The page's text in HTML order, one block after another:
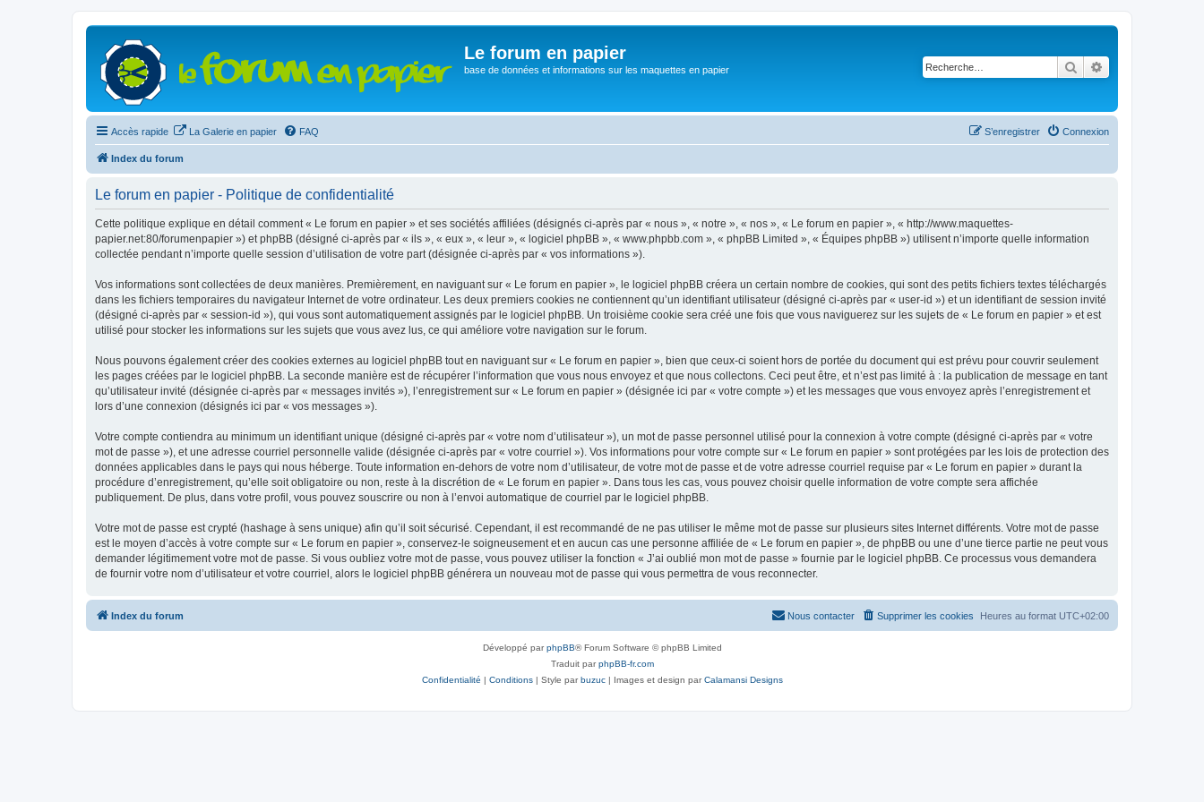
Le forum en papier
base de données et informations sur les maquettes en papier Rechercher
Accès rapide La Galerie en papier FAQ Connexion
S’enregistrer
Index du forum
Le forum en papier - Politique de confidentialité
Cette politique explique en détail comment « Le forum en papier » et ses sociétés affiliées (désignés ci-après par « nous », « notre », « nos », « Le forum en papier », « http://www.maquettes-
papier.net:80/forumenpapier ») et phpBB (désigné ci-après par « ils », « eux », « leur », « logiciel phpBB », « www.phpbb.com », « phpBB Limited », « Équipes phpBB ») utilisent n’importe quelle information
collectée pendant n’importe quelle session d’utilisation de votre part (désignée ci-après par « vos informations »).
Vos informations sont collectées de deux manières. Premièrement, en naviguant sur « Le forum en papier », le logiciel phpBB créera un certain nombre de cookies, qui sont des petits fichiers textes téléchargés
dans les fichiers temporaires du navigateur Internet de votre ordinateur. Les deux premiers cookies ne contiennent qu’un identifiant utilisateur (désigné ci-après par « user-id ») et un identifiant de session invité
(désigné ci-après par « session-id »), qui vous sont automatiquement assignés par le logiciel phpBB. Un troisième cookie sera créé une fois que vous naviguerez sur les sujets de « Le forum en papier » et est
utilisé pour stocker les informations sur les sujets que vous avez lus, ce qui améliore votre navigation sur le forum.
Nous pouvons également créer des cookies externes au logiciel phpBB tout en naviguant sur « Le forum en papier », bien que ceux-ci soient hors de portée du document qui est prévu pour couvrir seulement
les pages créées par le logiciel phpBB. La seconde manière est de récupérer l’information que vous nous envoyez et que nous collectons. Ceci peut être, et n’est pas limité à : la publication de message en tant
qu’utilisateur invité (désignée ci-après par « messages invités »), l’enregistrement sur « Le forum en papier » (désignée ici par « votre compte ») et les messages que vous envoyez après l’enregistrement et
lors d’une connexion (désignés ici par « vos messages »).
Votre compte contiendra au minimum un identifiant unique (désigné ci-après par « votre nom d’utilisateur »), un mot de passe personnel utilisé pour la connexion à votre compte (désigné ci-après par « votre
mot de passe »), et une adresse courriel personnelle valide (désignée ci-après par « votre courriel »). Vos informations pour votre compte sur « Le forum en papier » sont protégées par les lois de protection des
données applicables dans le pays qui nous héberge. Toute information en-dehors de votre nom d’utilisateur, de votre mot de passe et de votre adresse courriel requise par « Le forum en papier » durant la
procédure d’enregistrement, qu’elle soit obligatoire ou non, reste à la discrétion de « Le forum en papier ». Dans tous les cas, vous pouvez choisir quelle information de votre compte sera affichée
publiquement. De plus, dans votre profil, vous pouvez souscrire ou non à l’envoi automatique de courriel par le logiciel phpBB.
Votre mot de passe est crypté (hashage à sens unique) afin qu’il soit sécurisé. Cependant, il est recommandé de ne pas utiliser le même mot de passe sur plusieurs sites Internet différents. Votre mot de passe
est le moyen d’accès à votre compte sur « Le forum en papier », conservez-le soigneusement et en aucun cas une personne affiliée de « Le forum en papier », de phpBB ou une d’une tierce partie ne peut vous
demander légitimement votre mot de passe. Si vous oubliez votre mot de passe, vous pouvez utiliser la fonction « J’ai oublié mon mot de passe » fournie par le logiciel phpBB. Ce processus vous demandera
de fournir votre nom d’utilisateur et votre courriel, alors le logiciel phpBB générera un nouveau mot de passe qui vous permettra de vous reconnecter.
Index du forum Heures au format UTC+02:00
Supprimer les cookies
Nous contacter
Développé parphpBB® Forum Software © phpBB Limited
Traduit parphpBB-fr.com
Confidentialité | Conditions| Style parbuzuc| Images et design parCalamansi Designs